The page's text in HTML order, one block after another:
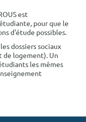
est
pour que le
d'étude possibles.
dossiers sociaux
de logement). Un
les mêmes